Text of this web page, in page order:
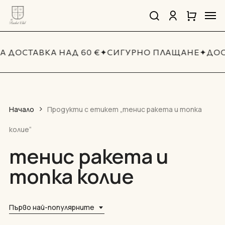
Skip
main
search account
Количка
Cart
ДОСТАВКА НАД 60 €✦СИГУРНО ПЛАЩАНЕ✦
Начало Продукти с етикет „тенис ракета и топка
колие“
тенис ракета и
топка колие
Първо най-популярните